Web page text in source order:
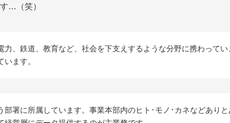
…（笑）
力、鉄道、教育など、社会を下支えするような分野に携わって
ます。
部署に所属しています。事業本部内のヒト･モノ･カネなどあり